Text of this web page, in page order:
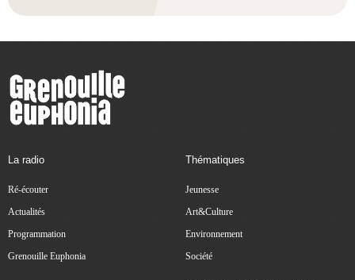
La radio
Ré-écouter
Actualités
Programmation
Grenouille Euphonia
Thématiques
Jeunesse
Art&Culture
Environnement
Société